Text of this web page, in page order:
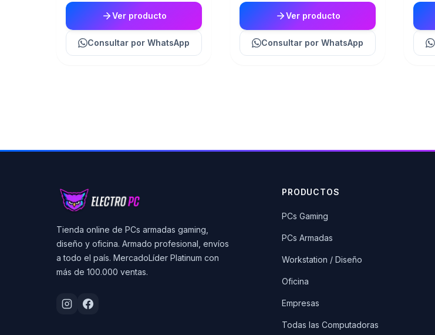
Ver producto
Consultar por WhatsApp
Ver producto
Consultar por WhatsApp
Tienda online de PCs armadas gaming,
diseño y oficina. Armado profesional, envíos
a todo el país. MercadoLíder Platinum con
más de 100.000 ventas.
PRODUCTOS
PCs Gaming
PCs Armadas
Workstation / Diseño
Oficina
Empresas
Todas las Computadoras